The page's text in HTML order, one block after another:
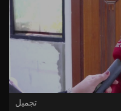
تجميل